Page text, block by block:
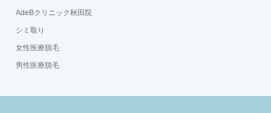
AdeBクリニック秋田院
シミ取り
女性医療脱毛
男性医療脱毛